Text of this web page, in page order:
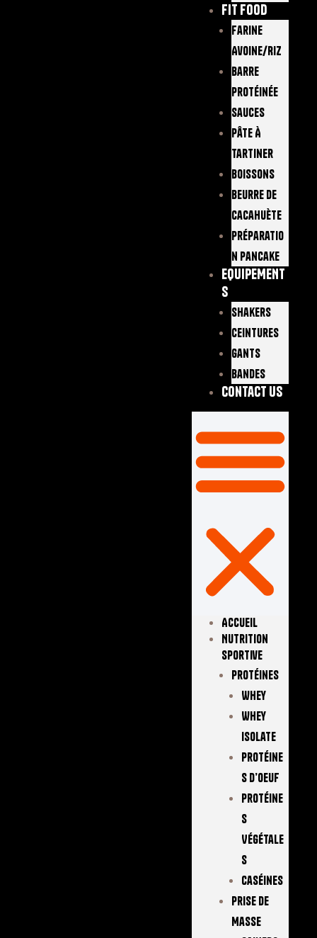
FIT FOOD
Farine
Avoine/Riz
Barre
Protéinée
Sauces
Pâte À
Tartiner
Boissons
Beurre De
Cacahuète
Préparatio
N Pancake
EQUIPEMENT
S
Shakers
Ceintures
Gants
Bandes
Contact Us
Accueil
Nutrition
Sportive
Protéines
Whey
Whey
Isolate
Protéine
S D’oeuf
Protéine
S
Végétale
S
Caséines
Prise De
Masse